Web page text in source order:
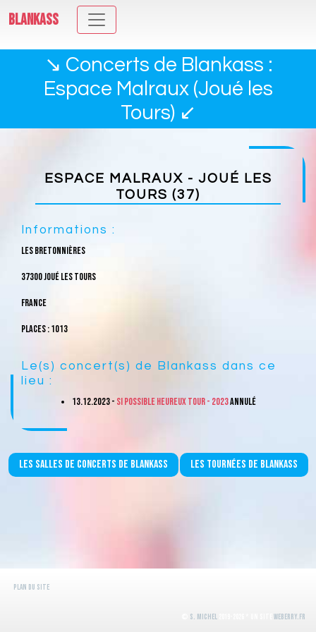
BLANKASS
↘ Concerts de Blankass :
Espace Malraux (Joué les
Tours) ↙
ESPACE MALRAUX - JOUÉ LES
TOURS (37)
Informations :
Les bretonnières
37300 Joué les Tours
France
Places : 1013
Le(s) concert(s) de Blankass dans ce
lieu :
13.12.2023 - Si possible heureux tour - 2023ANNULé
Les salles de concerts de Blankass Les tournées de Blankass
Plan du site
S. Michel WeBerry.fr